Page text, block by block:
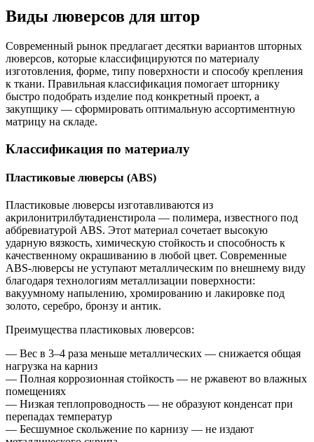
Виды люверсов для штор
Современный рынок предлагает десятки вариантов шторных
люверсов, которые классифицируются по материалу
изготовления, форме, типу поверхности и способу крепления
к ткани. Правильная классификация помогает шторнику
быстро подобрать изделие под конкретный проект, а
закупщику — сформировать оптимальную ассортиментную
матрицу на складе.
Классификация по материалу
Пластиковые люверсы (ABS)
Пластиковые люверсы изготавливаются из
акрилонитрилбутадиенстирола — полимера, известного под
аббревиатурой ABS. Этот материал сочетает высокую
ударную вязкость, химическую стойкость и способность к
качественному окрашиванию в любой цвет. Современные
ABS-люверсы не уступают металлическим по внешнему виду
благодаря технологиям металлизации поверхности:
вакуумному напылению, хромированию и лакировке под
золото, серебро, бронзу и антик.
Преимущества пластиковых люверсов:
— Вес в 3–4 раза меньше металлических — снижается общая
нагрузка на карниз
— Полная коррозионная стойкость — не ржавеют во влажных
помещениях
— Низкая теплопроводность — не образуют конденсат при
перепадах температур
— Бесшумное скольжение по карнизу — не издают